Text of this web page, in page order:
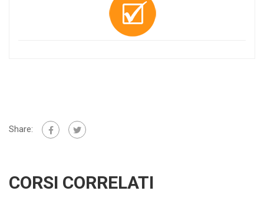
Share:
CORSI CORRELATI